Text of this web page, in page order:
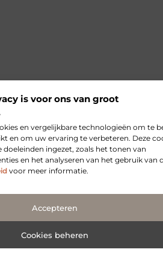
is voor ons van groot
en vergelijkbare technologieën om te
en om uw ervaring te verbeteren. Deze
ingezet, zoals het tonen van
en het analyseren van het gebruik van
voor meer informatie.
Accepteren
Cookies beheren